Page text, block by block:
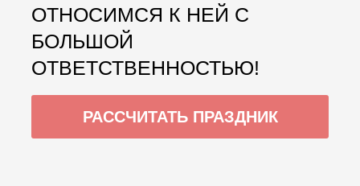
ОТНОСИМСЯ К НЕЙ С
БОЛЬШОЙ
ОТВЕТСТВЕННОСТЬЮ!
РАССЧИТАТЬ ПРАЗДНИК